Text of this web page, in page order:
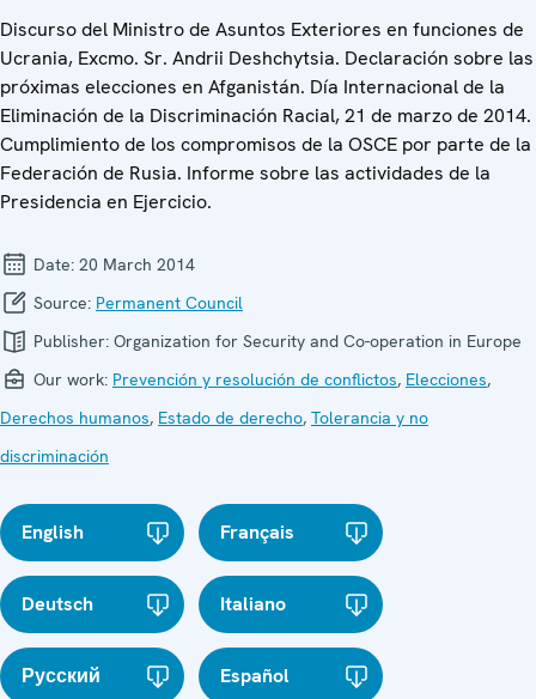
Discurso del Ministro de Asuntos Exteriores en funciones de
Ucrania, Excmo. Sr. Andrii Deshchytsia. Declaración sobre las
próximas elecciones en Afganistán. Día Internacional de la
Eliminación de la Discriminación Racial, 21 de marzo de 2014.
Cumplimiento de los compromisos de la OSCE por parte de la
Federación de Rusia. Informe sobre las actividades de la
Presidencia en Ejercicio.
Date: 20 March 2014
Source: Permanent Council
Publisher: Organization for Security and Co-operation in Europe
Our work: Prevención y resolución de conflictos, Elecciones,
Derechos humanos, Estado de derecho, Tolerancia y no
discriminación
English Français
Deutsch Italiano
Русский Español